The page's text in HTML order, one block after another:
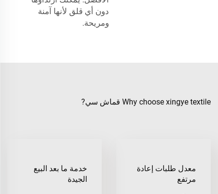
دون أي قلق لأنها آمنة
ومريحة.
Why choose xingye textile قماش سي?
معدل طلبات إعادة
مرتفع
خدمة ما بعد البيع
الجيدة